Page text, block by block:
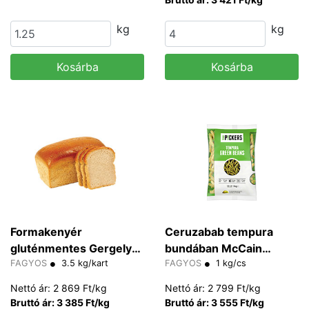
kg
Kosárba
kg
Kosárba
Formakenyér
gluténmentes Gergely
350 g/db
FAGYOS 3.5 kg/kart
Nettó ár: 2 869 Ft/kg
Bruttó ár: 3 385 Ft/kg
Ceruzabab tempura
bundában McCain
"HALAL"
FAGYOS 1 kg/cs
Nettó ár: 2 799 Ft/kg
Bruttó ár: 3 555 Ft/kg